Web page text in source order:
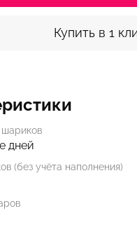
Купить в 1
дней
(без учёта наполнения)